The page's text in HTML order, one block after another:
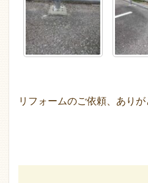
リフォームのご依頼、ありが